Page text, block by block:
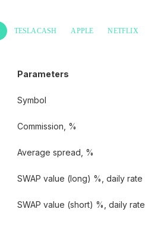
TESLACASH APPLE NETFLIX
Symbol
Commission, %
Parameters
Average spread, %
SWAP value (long) %, daily rate
SWAP value (short) %, daily rate